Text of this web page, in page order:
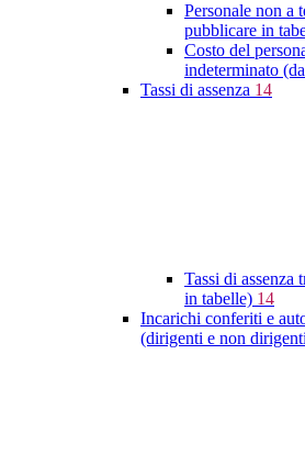
Personale non a
pubblicare in
Costo del
indeterminato
Tassi di assenza 14
Tassi di assenza
in tabelle) 14
Incarichi conferiti e
(dirigenti e non